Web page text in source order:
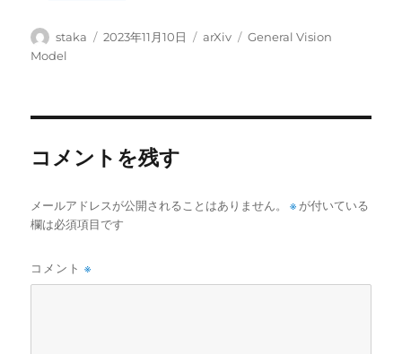
投
稿
staka
投
2023年11月10日
カ
arXiv
タ
General Vision
Model
コメントを残す
メールアドレスが公開されることはありません。 ※ が付いている
欄は必須項目です
コメント※